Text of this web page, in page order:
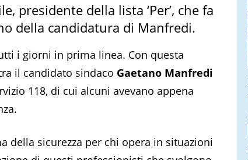
presidente della lista ‘Per’, che fa
della candidatura di Manfredi.
i giorni in prima linea. Con questa
il candidato sindaco Gaetano Manfredi
118, di cui alcuni avevano appena
della sicurezza per chi opera in situazioni